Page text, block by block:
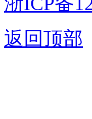
返回顶部